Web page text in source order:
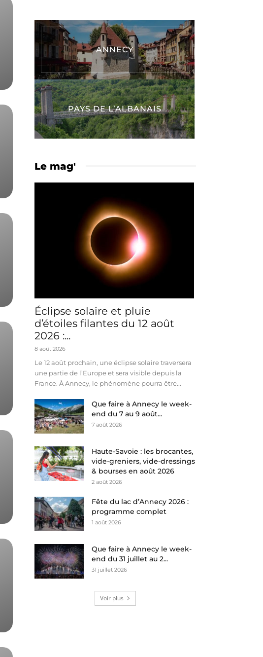
ANNECY
PAYS DE L’ALBANAIS
Le mag'
Éclipse solaire et pluie
d’étoiles filantes du 12 août
2026 :...
8 août 2026
Le 12 août prochain, une éclipse solaire traversera
une partie de l’Europe et sera visible depuis la
France. À Annecy, le phénomène pourra être...
Que faire à Annecy le week-
end du 7 au 9 août...
7 août 2026
Haute-Savoie : les brocantes,
vide-greniers, vide-dressings
& bourses en août 2026
2 août 2026
Fête du lac d’Annecy 2026 :
programme complet
1 août 2026
Que faire à Annecy le week-
end du 31 juillet au 2...
31 juillet 2026
Voir plus